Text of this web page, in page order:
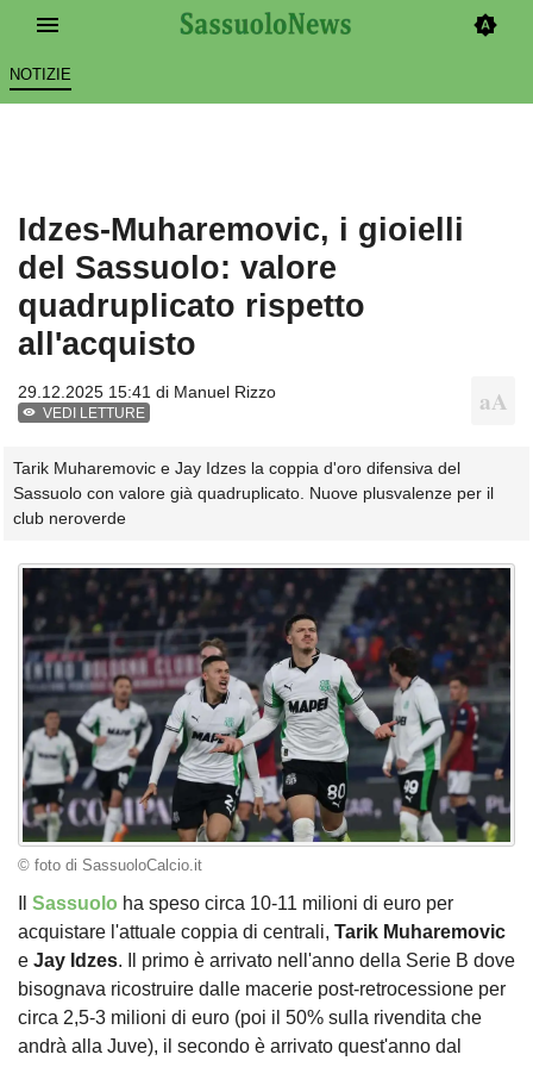
NOTIZIE
Idzes-Muharemovic, i gioielli
del Sassuolo: valore
quadruplicato rispetto
all'acquisto
29.12.2025 15:41 di Manuel Rizzo
VEDI LETTURE
Tarik Muharemovic e Jay Idzes la coppia d'oro difensiva del
Sassuolo con valore già quadruplicato. Nuove plusvalenze per il
club neroverde
© foto di SassuoloCalcio.it
Sassuolo ha speso circa 10-11 milioni di euro per
acquistare l'attuale coppia di centrali, Tarik Muharemovic
e Jay Idzes. Il primo è arrivato nell'anno della Serie B dove
bisognava ricostruire dalle macerie post-retrocessione per
circa 2,5-3 milioni di euro (poi il 50% sulla rivendita che
andrà alla Juve), il secondo è arrivato quest'anno dal